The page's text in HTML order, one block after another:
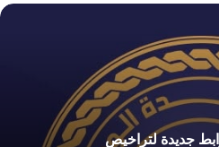
جديدة لتراخيص